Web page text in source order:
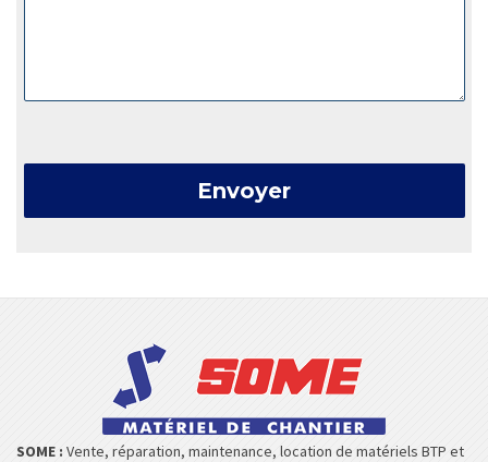
SOME : Vente, réparation, maintenance, location de matériels BTP et